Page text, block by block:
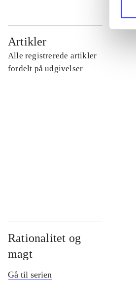
Artikler
Alle registrerede artikler
fordelt på udgivelser
Rationalitet og
magt
Gå til serien